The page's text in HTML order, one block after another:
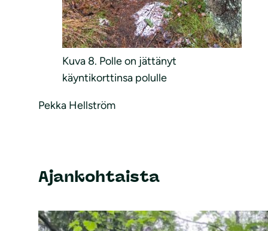
Kuva 8. Polle on jättänyt
käyntikorttinsa polulle
Pekka Hellström
Ajankohtaista